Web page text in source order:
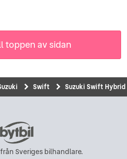
toppen av sidan
Swift Suzuki Swift
Sveriges bilhandlare.